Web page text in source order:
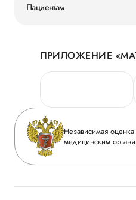
Новости
Руководство
Сотрудничество
Инвесторам
Журнал «Мать и дитя»
Вакансии
Медицинский туризм
Пациентам
Личный кабинет
Персональные данные
Горячая линия качества
Вопрос-ответ
Приложение пациента
Статьи
ПРИЛОЖЕНИЕ
Независимая оценка
медицинским